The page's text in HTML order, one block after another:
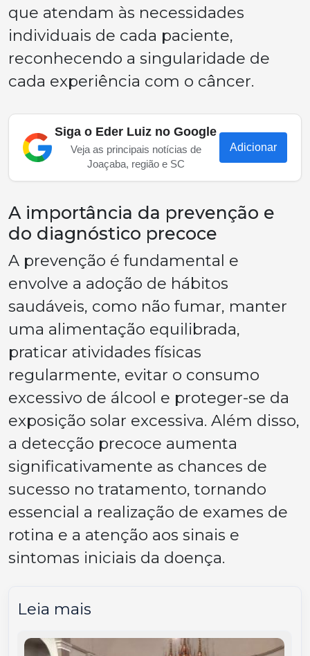
que atendam às necessidades
individuais de cada paciente,
reconhecendo a singularidade de
cada experiência com o câncer.
Siga o Eder Luiz no Google
Veja as principais notícias de
Joaçaba, região e SC
Adicionar
A importância da prevenção e
do diagnóstico precoce
A prevenção é fundamental e
envolve a adoção de hábitos
saudáveis, como não fumar, manter
uma alimentação equilibrada,
praticar atividades físicas
regularmente, evitar o consumo
excessivo de álcool e proteger-se da
exposição solar excessiva. Além disso,
a detecção precoce aumenta
significativamente as chances de
sucesso no tratamento, tornando
essencial a realização de exames de
rotina e a atenção aos sinais e
sintomas iniciais da doença.
Leia mais